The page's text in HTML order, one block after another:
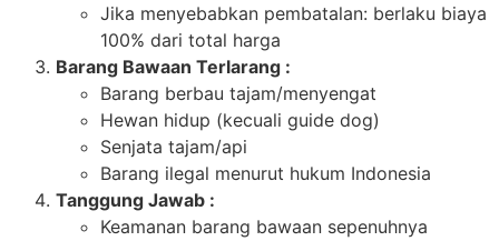
Jika menyebabkan pembatalan: berlaku biaya
100% dari total harga
Barang Bawaan Terlarang :
Barang berbau tajam/menyengat
Hewan hidup (kecuali guide dog)
Senjata tajam/api
Barang ilegal menurut hukum Indonesia
Tanggung Jawab :
Keamanan barang bawaan sepenuhnya